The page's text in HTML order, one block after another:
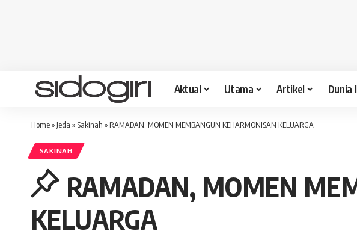
Aktual Utama Artikel Dunia
Home» Jeda » Sakinah » RAMADAN, MOMEN MEMBANGUN KEHARMONISAN KELUARGA
SAKINAH
RAMADAN, MOMEN
KELUARGA